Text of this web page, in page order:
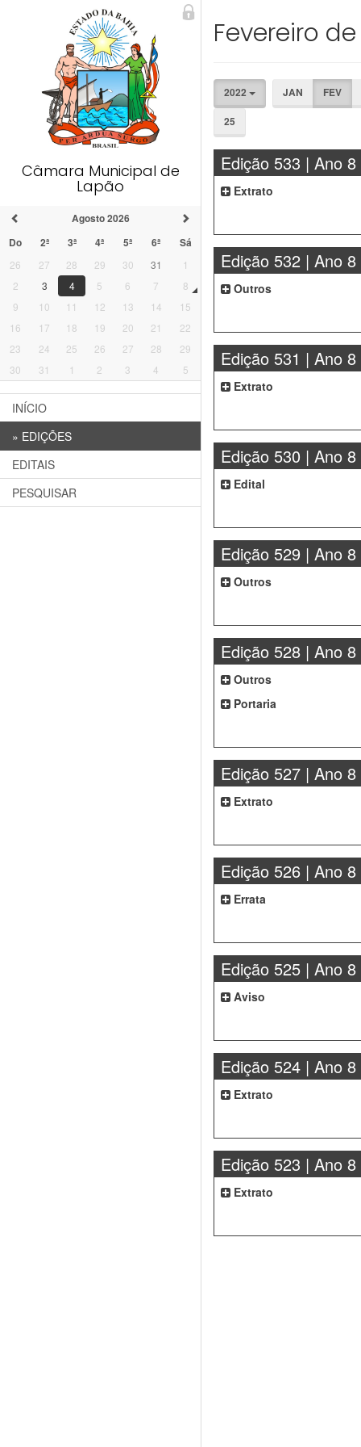
Câmara Municipal de
Lapão
Agosto 2026
Do
2ª 3ª 4ª 5ª 6ª Sá
26 27 28 29 30 31
1
2
3 4 5 6 7
8
9
10 11 12 13 14
15
16
17 18 19 20 21
22
23
24 25 26 27 28
29
30
31 1 2 3 4 5
INÍCIO
» EDIÇÕES
EDITAIS
PESQUISAR
Fevereiro
2022 JAN
FEV
25
Edição 533 | Ano 8
Extrato
Edição 532 | Ano 8
Outros
Edição 531 | Ano 8
Extrato
Edição 530 | Ano 8
Edital
Edição 529 | Ano 8
Outros
Edição 528 | Ano 8
Outros
Portaria
Edição 527 | Ano 8
Extrato
Edição 526 | Ano 8
Errata
Edição 525 | Ano 8
Aviso
Edição 524 | Ano 8
Extrato
Edição 523 | Ano 8
Extrato